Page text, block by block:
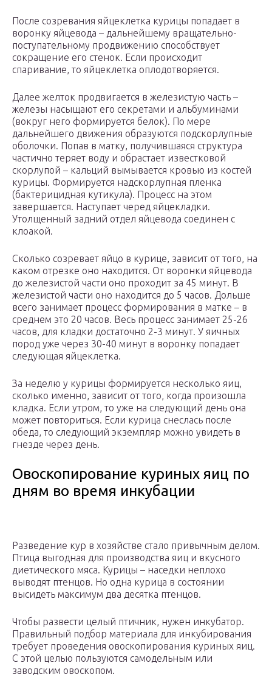
После созревания яйцеклетка курицы попадает в
воронку яйцевода – дальнейшему вращательно-
поступательному продвижению способствует
сокращение его стенок. Если происходит
спаривание, то яйцеклетка оплодотворяется.
Далее желток продвигается в железистую часть –
железы насыщают его секретами и альбуминами
(вокруг него формируется белок). По мере
дальнейшего движения образуются подскорлупные
оболочки. Попав в матку, получившаяся структура
частично теряет воду и обрастает известковой
скорлупой – кальций вымывается кровью из костей
курицы. Формируется надскорлупная пленка
(бактерицидная кутикула). Процесс на этом
завершается. Наступает черед яйцекладки.
Утолщенный задний отдел яйцевода соединен с
клоакой.
Сколько созревает яйцо в курице, зависит от того, на
каком отрезке оно находится. От воронки яйцевода
до железистой части оно проходит за 45 минут. В
железистой части оно находится до 5 часов. Дольше
всего занимает процесс формирования в матке – в
среднем это 20 часов. Весь процесс занимает 25-26
часов, для кладки достаточно 2-3 минут. У яичных
пород уже через 30-40 минут в воронку попадает
следующая яйцеклетка.
За неделю у курицы формируется несколько яиц,
сколько именно, зависит от того, когда произошла
кладка. Если утром, то уже на следующий день она
может повториться. Если курица снеслась после
обеда, то следующий экземпляр можно увидеть в
гнезде через день.
Овоскопирование куриных яиц по
дням во время инкубации
Разведение кур в хозяйстве стало привычным делом.
Птица выгодная для производства яиц и вкусного
диетического мяса. Курицы – наседки неплохо
выводят птенцов. Но одна курица в состоянии
высидеть максимум два десятка птенцов.
Чтобы развести целый птичник, нужен инкубатор.
Правильный подбор материала для инкубирования
требует проведения овоскопирования куриных яиц.
С этой целью пользуются самодельным или
заводским овоскопом.